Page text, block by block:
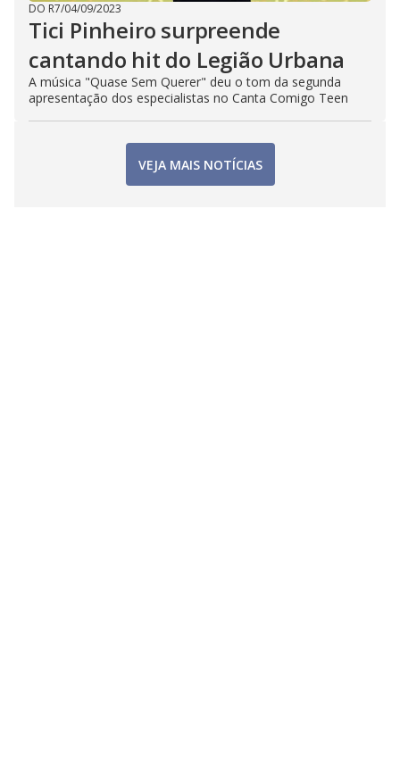
DO R7/04/09/2023
Tici Pinheiro surpreende
cantando hit do Legião Urbana
A música "Quase Sem Querer" deu o tom da segunda
apresentação dos especialistas no Canta Comigo Teen
VEJA MAIS NOTÍCIAS